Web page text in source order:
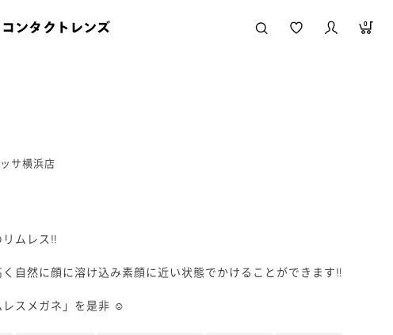
コンタクトレンズ 0
サ横浜店
ムレス‼︎
自然に顔に溶け込み素顔に近い状態でかけることができます‼︎
スメガネ」を是非 ☺︎